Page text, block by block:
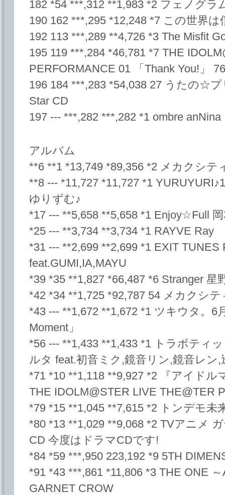
182 *54 ***,312 **1,983 *2 フェノグラ
190 162 ***,295 *12,248 *7 この世界
192 113 ***,289 **4,726 *3 The Misfit
195 119 ***,284 *46,781 *7 THE
PERFORMANCE 01 「Thank You!」
196 184 ***,283 *54,038 27 うたの☆
Star CD
197 --- ***,282 ***,282 *1 ombre anNina
アルバム
**6 **1 *13,749 *89,356 *2 メカクシテ
**8 --- *11,727 *11,727 *1
ゆりずむ♪
*17 --- **5,658 **5,658 *1 Enjoy☆Full
*25 --- **3,734 **3,734 *1 RAYVE Ray
*31 --- **2,699 **2,699 *1 EXIT TUNES
feat.GUMI,IA,MAYU
*39 *35 **1,827 *66,487 *6 Stranger 星
*42 *34 **1,725 *92,787 54 メカクシ
*43 --- **1,672 **1,672 *1 ツキウタ。6
Moment」
*56 --- **1,433 **1,433 *1 トラボティ
ルタ feat.初音ミク,鏡音リン,鏡音レン,
*71 *10 **1,118 **9,927 *2 『アイド
THE IDOLM@STER LIVE THE@TER
*79 *15 **1,045 **7,615 *2 トンデモ未
*80 *13 **1,029 **9,068 *2 TVアニメ
CD 今度はドラマCDです!
*84 *59 ***,950 223,192 *9 5TH
*91 *43 ***,861 *11,806 *3 THE ONE
GARNET CROW